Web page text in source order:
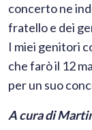
concerto ne
fratello e dei
I miei genitori
che farò il 12
per un suo
A cura di